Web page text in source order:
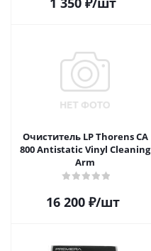
Очиститель LP Thorens CA
800 Antistatic Vinyl Cleaning
Arm
16 200₽/шт